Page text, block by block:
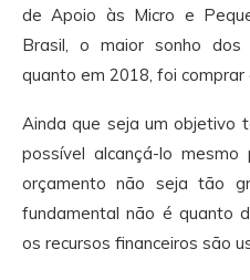
de Apoio às Micro e
Brasil, o maior sonho
quanto em 2018, foi comprar
Ainda que seja um objetivo
possível alcançá-lo
orçamento não seja tão
fundamental não é quanto
os recursos financeiros são